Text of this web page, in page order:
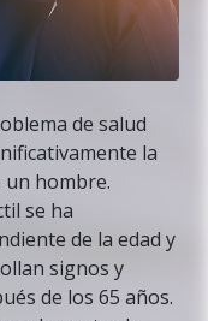
de salud
la
un hombre.
se ha
de la edad y
signos y
de los 65 años.